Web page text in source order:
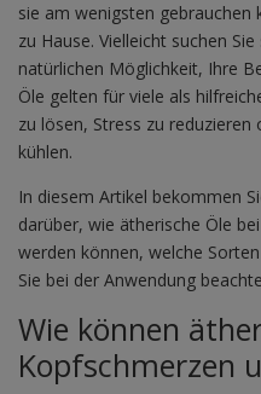
sie am wenigsten
zu Hause. Vielleicht suchen
natürlichen Möglichkeit, Ihre
Öle gelten für viele als
zu lösen, Stress zu
kühlen.
In diesem Artikel bekommen
darüber, wie ätherische Öle
werden können, welche
Sie bei der Anwendung
Wie können
Kopfschmerzen